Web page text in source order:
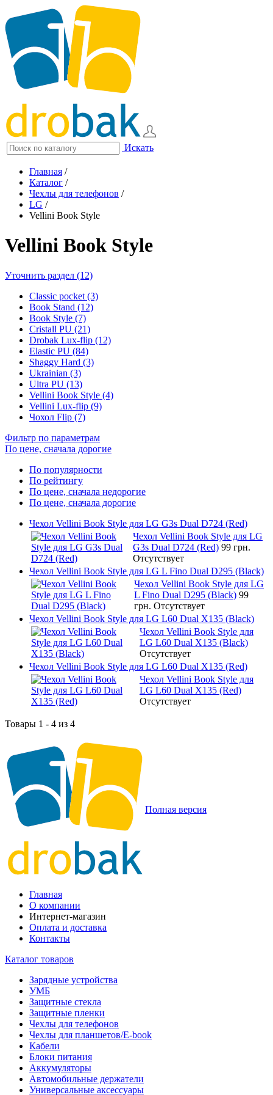
Искать
Главная /
Каталог /
Чехлы для телефонов /
LG /
Vellini Book Style
Vellini Book Style
Уточнить раздел (12)
Classic pocket (3)
Book Stand (12)
Book Style (7)
Cristall PU (21)
Drobak Lux-flip (12)
Elastic PU (84)
Shaggy Hard (3)
Ukrainian (3)
Ultra PU (13)
Vellini Book Style (4)
Vellini Lux-flip (9)
Чохол Flip (7)
Фильтр по параметрам
По цене, сначала дорогие
По популярности
По рейтингу
По цене, сначала недорогие
По цене, сначала дорогие
Чехол Vellini Book Style для LG G3s Dual D724 (Red)
Чехол Vellini Book Style для LG
G3s Dual D724 (Red) 99 грн.
Отсутствует
Чехол Vellini Book Style для LG L Fino Dual D295 (Black)
Чехол Vellini Book Style для LG
L Fino Dual D295 (Black) 99
грн. Отсутствует
Чехол Vellini Book Style для LG L60 Dual X135 (Black)
Чехол Vellini Book Style для
LG L60 Dual X135 (Black)
Отсутствует
Чехол Vellini Book Style для LG L60 Dual X135 (Red)
Чехол Vellini Book Style для
LG L60 Dual X135 (Red)
Отсутствует
Товары 1 - 4 из 4
Полная версия
Главная
О компании
Интернет-магазин
Оплата и доставка
Контакты
Каталог товаров
Зарядные устройства
УМБ
Защитные стекла
Защитные пленки
Чехлы для телефонов
Чехлы для планшетов/E-book
Кабели
Блоки питания
Аккумуляторы
Автомобильные держатели
Универсальные аксессуары